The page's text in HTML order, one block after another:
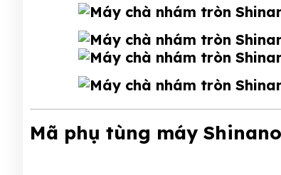
Mã phụ tùng máy